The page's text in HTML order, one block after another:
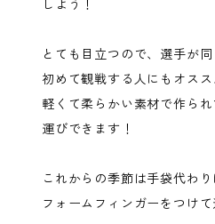
しよう！
とても目立つので、選手が
初めて観戦する人にもオス
軽くて柔らかい素材で作ら
運びできます！
これからの季節は手袋代わ
フォームフィンガーをつけ